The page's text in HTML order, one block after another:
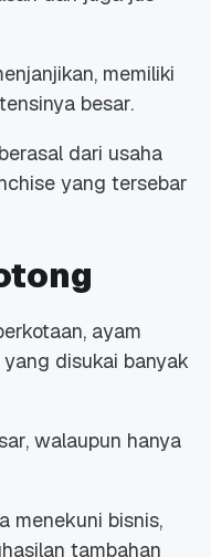
memiliki
besar.
dari usaha
yang tersebar
ayam
disukai banyak
walaupun hanya
menekuni bisnis,
tambahan